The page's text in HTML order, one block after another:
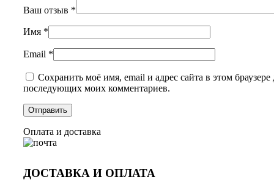
Ваш отзыв *
Имя *
Email *
Сохранить моё имя, email и адрес сайта в этом браузере
последующих моих комментариев.
Оплата и доставка
ДОСТАВКА И ОПЛАТА